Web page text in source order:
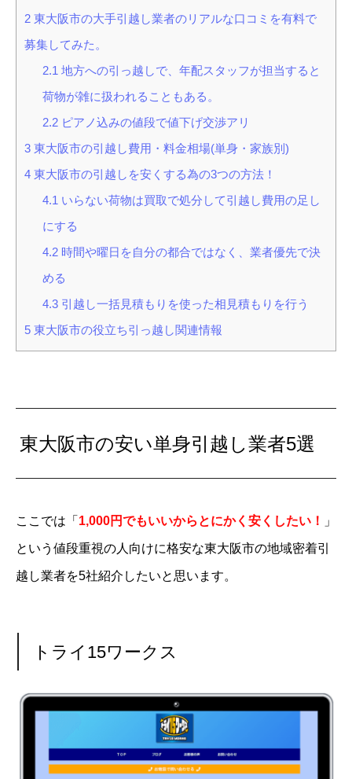
2 東大阪市の大手引越し業者のリアルな口コミを有料で
募集してみた。
2.1 地方への引っ越しで、年配スタッフが担当すると
荷物が雑に扱われることもある。
2.2ピアノ込みの値段で値下げ交渉アリ
3 東大阪市の引越し費用・料金相場(単身・家族別)
4 東大阪市の引越しを安くする為の3つの方法！
4.1 いらない荷物は買取で処分して引越し費用の足し
にする
4.2時間や曜日を自分の都合ではなく、業者優先で決
める
4.3引越し一括見積もりを使った相見積もりを行う
5 東大阪市の役立ち引っ越し関連情報
東大阪市の安い単身引越し業者5選
ここでは「 1,000円でもいいからとにかく安くしたい！ 」
という値段重視の人向けに格安な東大阪市の地域密着引
越し業者を5社紹介したいと思います。
トライ15ワークス